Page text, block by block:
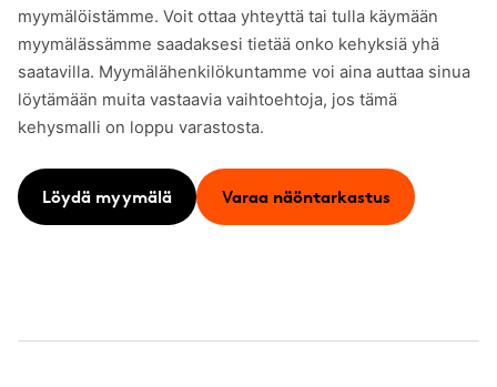
myymälöistämme. Voit ottaa yhteyttä tai tulla käymään
myymälässämme saadaksesi tietää onko kehyksiä yhä
saatavilla. Myymälähenkilökuntamme voi aina auttaa sinua
löytämään muita vastaavia vaihtoehtoja, jos tämä
kehysmalli on loppu varastosta.
Löydä myymälä Varaa näöntarkastus